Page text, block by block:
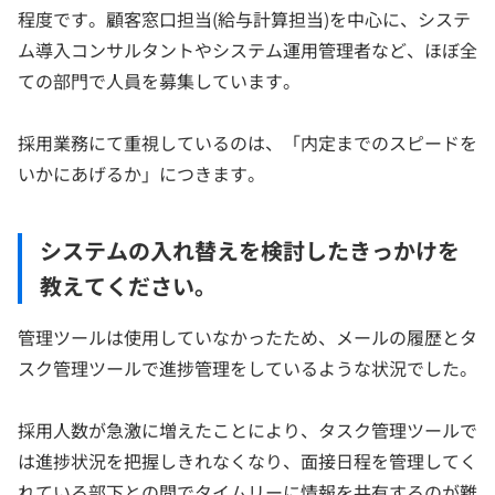
程度です。顧客窓口担当(給与計算担当)を中心に、システ
ム導入コンサルタントやシステム運用管理者など、ほぼ全
ての部門で人員を募集しています。
採用業務にて重視しているのは、「内定までのスピードを
いかにあげるか」につきます。
システムの入れ替えを検討したきっかけを
教えてください。
管理ツールは使用していなかったため、メールの履歴とタ
スク管理ツールで進捗管理をしているような状況でした。
採用人数が急激に増えたことにより、タスク管理ツールで
は進捗状況を把握しきれなくなり、面接日程を管理してく